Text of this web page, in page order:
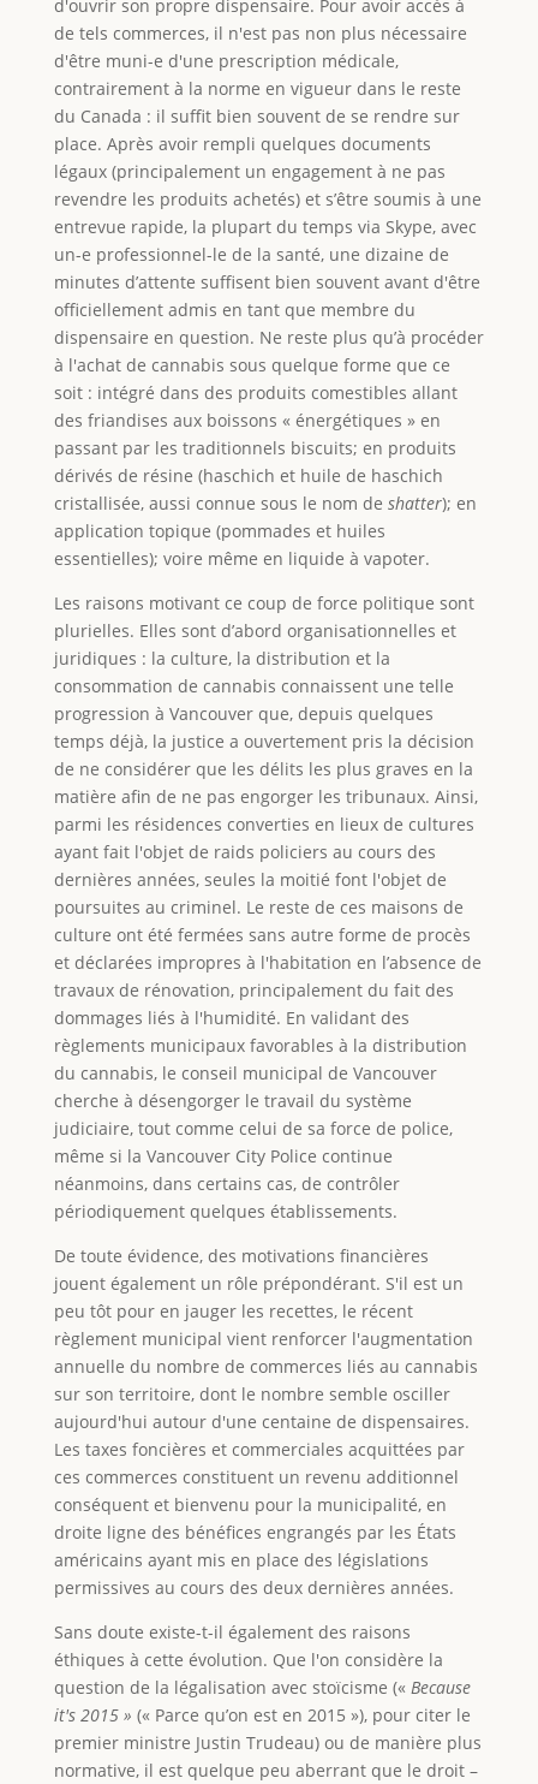
d'ouvrir son propre dispensaire. Pour avoir accès à
de tels commerces, il n'est pas non plus nécessaire
d'être muni-e d'une prescription médicale,
contrairement à la norme en vigueur dans le reste
du Canada : il suffit bien souvent de se rendre sur
place. Après avoir rempli quelques documents
légaux (principalement un engagement à ne pas
revendre les produits achetés) et s’être soumis à une
entrevue rapide, la plupart du temps via Skype, avec
un-e professionnel-le de la santé, une dizaine de
minutes d’attente suffisent bien souvent avant d'être
officiellement admis en tant que membre du
dispensaire en question. Ne reste plus qu’à procéder
à l'achat de cannabis sous quelque forme que ce
soit : intégré dans des produits comestibles allant
des friandises aux boissons « énergétiques » en
passant par les traditionnels biscuits; en produits
dérivés de résine (haschich et huile de haschich
cristallisée, aussi connue sous le nom de shatter); en
application topique (pommades et huiles
essentielles); voire même en liquide à vapoter.
Les raisons motivant ce coup de force politique sont
plurielles. Elles sont d’abord organisationnelles et
juridiques : la culture, la distribution et la
consommation de cannabis connaissent une telle
progression à Vancouver que, depuis quelques
temps déjà, la justice a ouvertement pris la décision
de ne considérer que les délits les plus graves en la
matière afin de ne pas engorger les tribunaux. Ainsi,
parmi les résidences converties en lieux de cultures
ayant fait l'objet de raids policiers au cours des
dernières années, seules la moitié font l'objet de
poursuites au criminel. Le reste de ces maisons de
culture ont été fermées sans autre forme de procès
et déclarées impropres à l'habitation en l’absence de
travaux de rénovation, principalement du fait des
dommages liés à l'humidité. En validant des
règlements municipaux favorables à la distribution
du cannabis, le conseil municipal de Vancouver
cherche à désengorger le travail du système
judiciaire, tout comme celui de sa force de police,
même si la Vancouver City Police continue
néanmoins, dans certains cas, de contrôler
périodiquement quelques établissements.
De toute évidence, des motivations financières
jouent également un rôle prépondérant. S'il est un
peu tôt pour en jauger les recettes, le récent
règlement municipal vient renforcer l'augmentation
annuelle du nombre de commerces liés au cannabis
sur son territoire, dont le nombre semble osciller
aujourd'hui autour d'une centaine de dispensaires.
Les taxes foncières et commerciales acquittées par
ces commerces constituent un revenu additionnel
conséquent et bienvenu pour la municipalité, en
droite ligne des bénéfices engrangés par les États
américains ayant mis en place des législations
permissives au cours des deux dernières années.
Sans doute existe-t-il également des raisons
éthiques à cette évolution. Que l'on considère la
question de la légalisation avec stoïcisme (« Because
it's 2015 » (« Parce qu’on est en 2015 »), pour citer le
premier ministre Justin Trudeau) ou de manière plus
normative, il est quelque peu aberrant que le droit –